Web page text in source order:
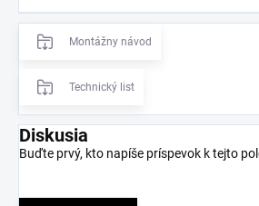
Montážny návod
Technický list
Diskusia
Buďte prvý, kto napíše príspevok k tejto